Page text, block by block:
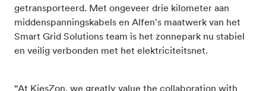
getransporteerd. Met ongeveer drie kilometer aan
middenspanningskabels en Alfen's maatwerk van het
Smart Grid Solutions team is het zonnepark nu stabiel
en veilig verbonden met het elektriciteitsnet.